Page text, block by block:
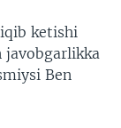
ketishi
javobgarlikka
Ben